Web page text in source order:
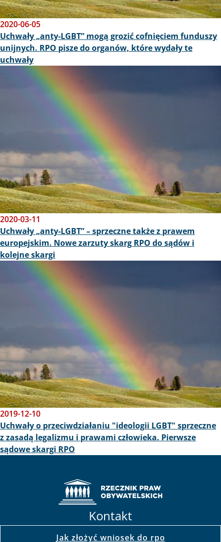
2020-06-05
Uchwały „anty-LGBT” mogą grozić cofnięciem funduszy
unijnych. RPO pisze do organów, które wydały te
uchwały
2020-03-11
Uchwały „anty-LGBT” – sprzeczne także z prawem
europejskim. Nowe zarzuty skarg RPO do sądów i
kolejne skargi
2019-12-10
Uchwały o przeciwdziałaniu "ideologii LGBT" sprzeczne
z zasadą legalizmu i prawami człowieka. Pierwsze
sądowe skargi RPO
Kontakt
Jak złożyć wniosek do rpo